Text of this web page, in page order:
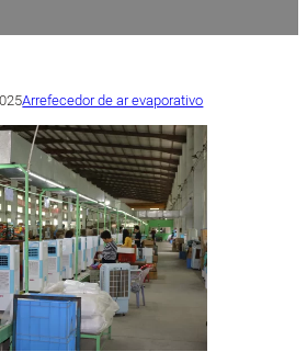
Arrefecedor de ar evaporativo